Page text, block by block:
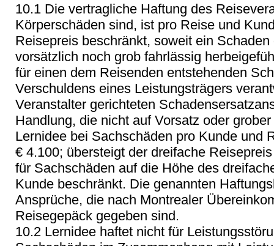
10.1 Die vertragliche Haftung des
Körperschäden sind, ist pro Reise und
Reisepreis beschränkt, soweit ein
vorsätzlich noch grob fahrlässig
für einen dem Reisenden entstehenden
Verschuldens eines Leistungsträgers
Veranstalter gerichteten
Handlung, die nicht auf Vorsatz oder
Lernidee bei Sachschäden pro Kunde und
€ 4.100; übersteigt der dreifache
für Sachschäden auf die Höhe des
Kunde beschränkt. Die genannten
Ansprüche, die nach Montrealer
Reisegepäck gegeben sind.
10.2 Lernidee haftet nicht für